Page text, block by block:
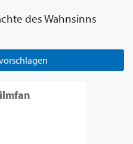
des Wahnsinns